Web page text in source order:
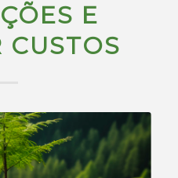
E
CUSTOS